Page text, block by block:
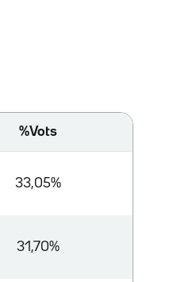
%Vots
33,05%
31,70%